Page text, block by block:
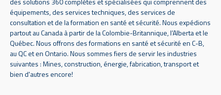
équipements, des services techniques, des services de
consultation et de la formation en santé et sécurité. Nous expédions
partout au Canada à partir de la Colombie-Britannique, l’Alberta et le
Québec. Nous offrons des formations en santé et sécurité en C-B,
au QC et en Ontario. Nous sommes fiers de servir les industries
suivantes : Mines, construction, énergie, fabrication, transport et
bien d'autres encore!